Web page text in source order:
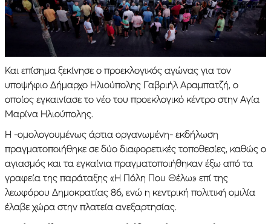
Και επίσημα ξεκίνησε ο προεκλογικός αγώνας για τον
υποψήφιο Δήμαρχο Ηλιούπολης Γαβριήλ Αραμπατζή, ο
οποίος εγκαινίασε το νέο του προεκλογικό κέντρο στην Αγία
Μαρίνα Ηλιούπολης.
Η -ομολογουμένως άρτια οργανωμένη- εκδήλωση
πραγματοποιήθηκε σε δύο διαφορετικές τοποθεσίες, καθώς ο
αγιασμός και τα εγκαίνια πραγματοποιήθηκαν έξω από τα
γραφεία της παράταξης «Η Πόλη Που Θέλω» επί της
λεωφόρου Δημοκρατίας 86, ενώ η κεντρική πολιτική ομιλία
έλαβε χώρα στην πλατεία ανεξαρτησίας.